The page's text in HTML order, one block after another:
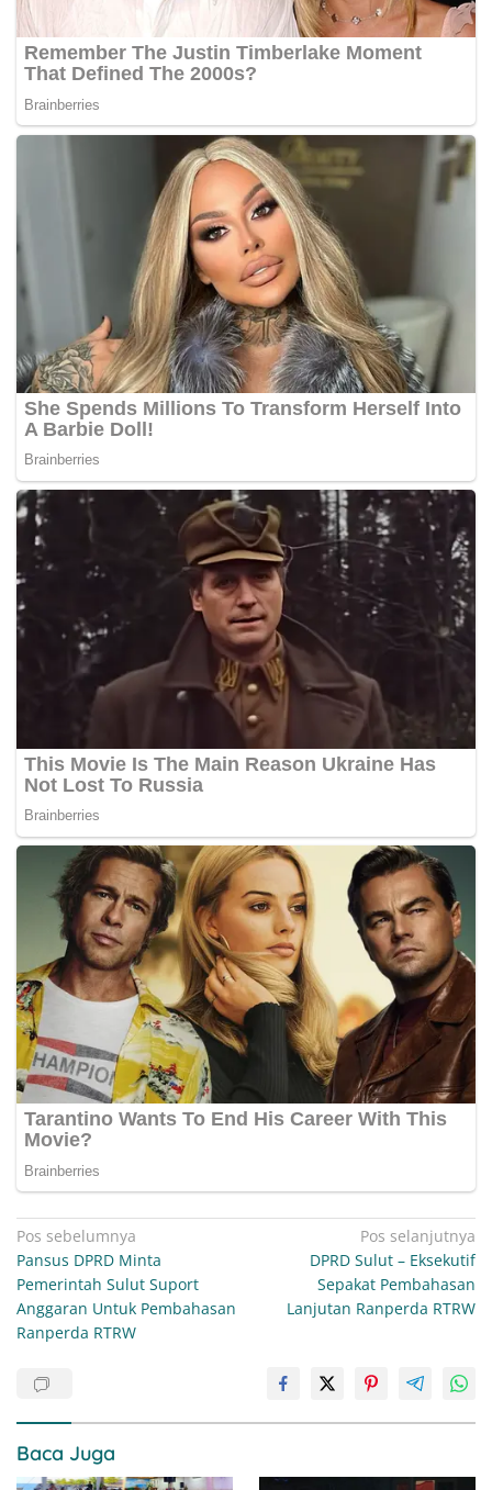
Navigasi
pos
Pos sebelumnya
Pansus DPRD Minta
Pemerintah Sulut Suport
Anggaran Untuk Pembahasan
Ranperda RTRW
Pos selanjutnya
DPRD Sulut – Eksekutif
Sepakat Pembahasan
Lanjutan Ranperda RTRW
Baca Juga